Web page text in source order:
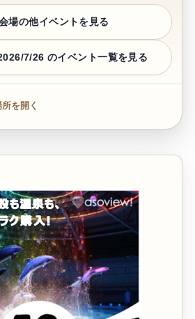
場の他イベントを見る
7/26 のイベント一覧を見る
を開く